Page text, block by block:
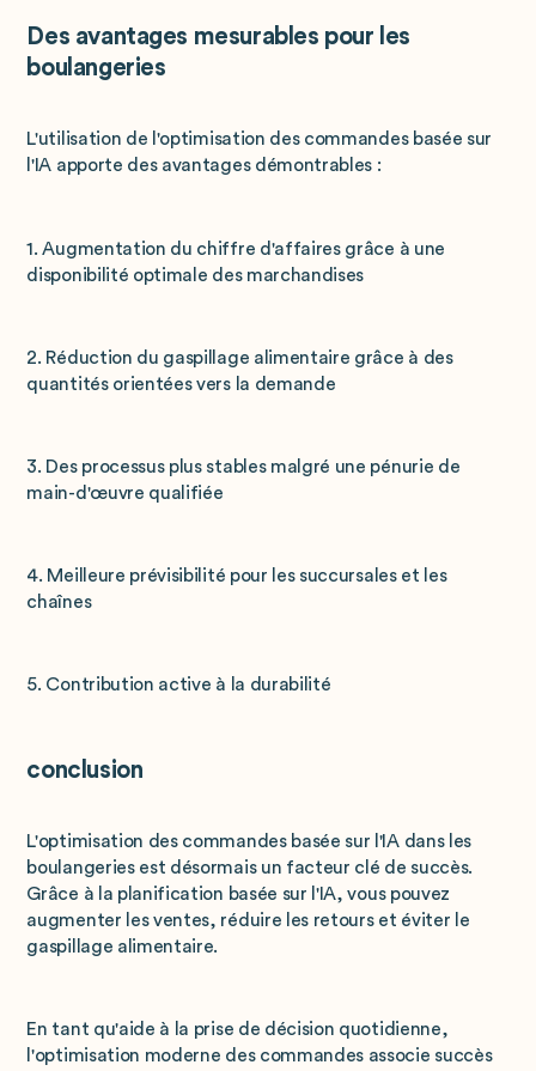
Des avantages mesurables pour les
boulangeries
L'utilisation de l'optimisation des commandes basée sur
l'IA apporte des avantages démontrables :
1. Augmentation du chiffre d'affaires grâce à une
disponibilité optimale des marchandises
2. Réduction du gaspillage alimentaire grâce à des
quantités orientées vers la demande
3. Des processus plus stables malgré une pénurie de
main-d'œuvre qualifiée
4. Meilleure prévisibilité pour les succursales et les
chaînes
5. Contribution active à la durabilité
conclusion
L'optimisation des commandes basée sur l'IA dans les
boulangeries est désormais un facteur clé de succès.
Grâce à la planification basée sur l'IA, vous pouvez
augmenter les ventes, réduire les retours et éviter le
gaspillage alimentaire.
En tant qu'aide à la prise de décision quotidienne,
l'optimisation moderne des commandes associe succès